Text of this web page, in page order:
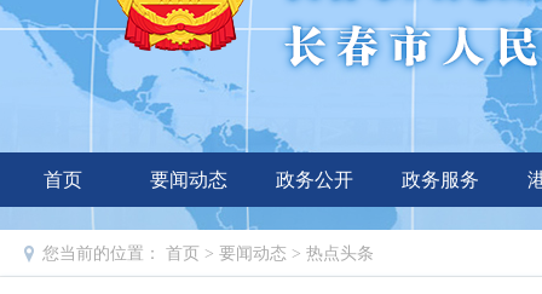
首页 要闻动态 政务公开 政务服务
您当前的位置： 首页 > 要闻动态 > 热点头条